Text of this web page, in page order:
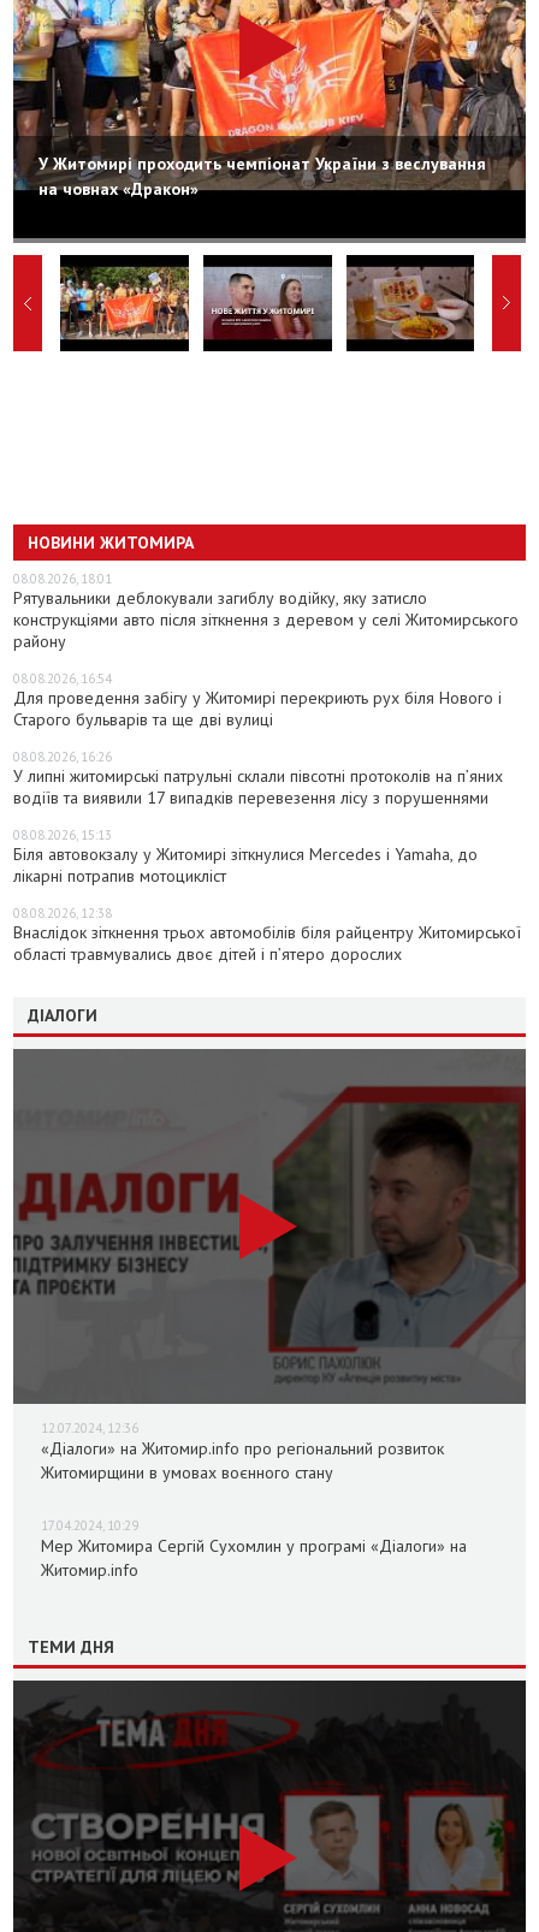
У Житомирі проходить чемпіонат України з веслування
на човнах «Дракон»
НОВИНИ ЖИТОМИРА
08.08.2026, 18:01
Рятувальники деблокували загиблу водійку, яку затисло
конструкціями авто після зіткнення з деревом у селі Житомирського
району
08.08.2026, 16:54
Для проведення забігу у Житомирі перекриють рух біля Нового і
Старого бульварів та ще дві вулиці
08.08.2026, 16:26
У липні житомирські патрульні склали півсотні протоколів на пʼяних
водіїв та виявили 17 випадків перевезення лісу з порушеннями
08.08.2026, 15:13
Біля автовокзалу у Житомирі зіткнулися Mercedes і Yamaha, до
лікарні потрапив мотоцикліст
08.08.2026, 12:38
Внаслідок зіткнення трьох автомобілів біля райцентру Житомирської
області травмувались двоє дітей і пʼятеро дорослих
ДІАЛОГИ
12.07.2024, 12:36
«Діалоги» на Житомир.info про регіональний розвиток
Житомирщини в умовах воєнного стану
17.04.2024, 10:29
Мер Житомира Сергій Сухомлин у програмі «Діалоги» на
Житомир.info
ТЕМИ ДНЯ